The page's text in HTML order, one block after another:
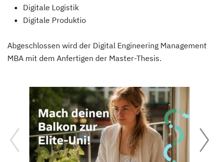
Digitale Logistik
Digitale Produktio
Abgeschlossen wird der Digital Engineering Management
MBA mit dem Anfertigen der Master-Thesis.